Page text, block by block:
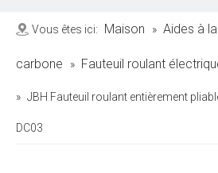
Vous êtes ici: Maison » Aides à
carbone » Fauteuil roulant
» JBH Fauteuil roulant entièrement
DC03